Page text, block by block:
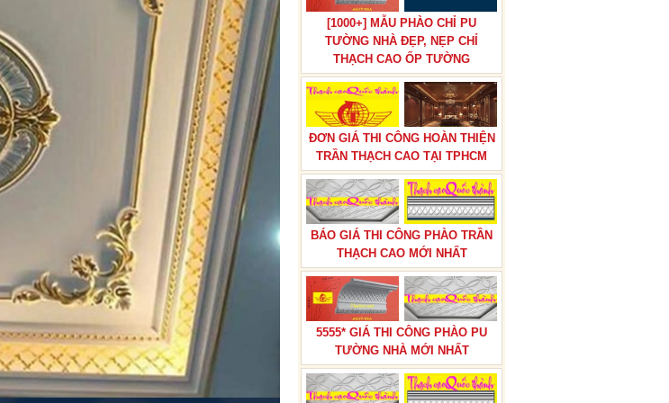
[1000+] MẪU PHÀO CHỈ PU
TƯỜNG NHÀ ĐẸP, NẸP CHỈ
THẠCH CAO ỐP TƯỜNG
ĐƠN GIÁ THI CÔNG HOÀN THIỆN
TRẦN THẠCH CAO TẠI TPHCM
BÁO GIÁ THI CÔNG PHÀO TRẦN
THẠCH CAO MỚI NHẤT
5555* GIÁ THI CÔNG PHÀO PU
TƯỜNG NHÀ MỚI NHẤT
TƯỢNG BÁC HỒ THẠCH CAO
CHUẨN NHẤT HIỆN NAY GIAO
HÀNG TOÀN QUỐC
ĐÈN NGỦ BẰNG THẠCH CAO,
ĐÈN VÁCH THẠCH CAO CÓ
KHUNG BẰNG THẠCH CAO